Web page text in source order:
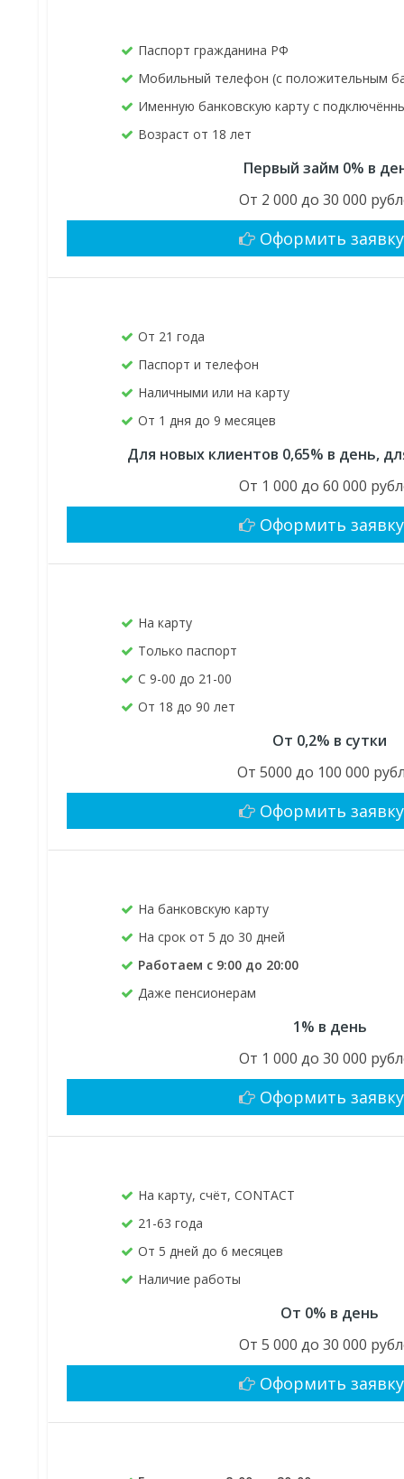
Паспорт гражданина РФ
Мобильный телефон (с положительным
Именную банковскую карту с
Возраст от 18 лет
Первый займ 0% в
От 2 000 до 30 000
Оформить заявку
От 21 года
Паспорт и телефон
Наличными или на карту
От 1 дня до 9 месяцев
Для новых клиентов 0,65% в день,
От 1 000 до 60 000
Оформить заявку
На карту
Только паспорт
С 9-00 до 21-00
От 18 до 90 лет
От 0,2% в сутки
От 5000 до 100 000
Оформить заявку
На банковскую карту
На срок от 5 до 30 дней
Работаем с 9:00 до 20:00
Даже пенсионерам
1% в день
От 1 000 до 30 000
Оформить заявку
На карту, счёт, CONTACT
21-63 года
От 5 дней до 6 месяцев
Наличие работы
От 0% в день
От 5 000 до 30 000
Оформить заявку